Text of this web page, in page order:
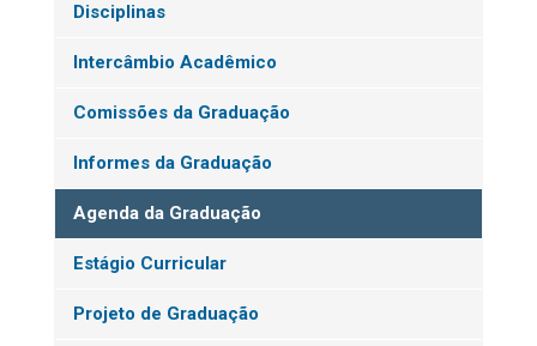
Disciplinas
Intercâmbio Acadêmico
Comissões da Graduação
Informes da Graduação
Agenda da Graduação
Estágio Curricular
Projeto de Graduação